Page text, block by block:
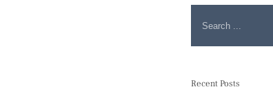
Recent Posts